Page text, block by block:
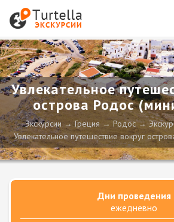
Увлекательное
острова Родос
Экскурсии Греция Родос
Увлекательное путешествие вокруг
Дни проведения
ежедневно